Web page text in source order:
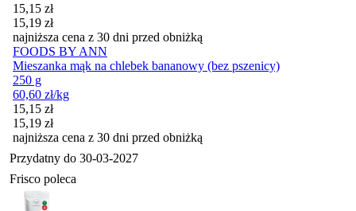
Cena promocyjna
15,15 zł
15,19 zł
najniższa cena z 30 dni przed obniżką
FOODS BY ANN
Mieszanka mąk na chlebek bananowy (bez pszenicy)
250 g
60,60 zł/kg
Cena promocyjna
15,15 zł
15,19 zł
najniższa cena z 30 dni przed obniżką
Przydatny do 30-03-2027
Frisco poleca